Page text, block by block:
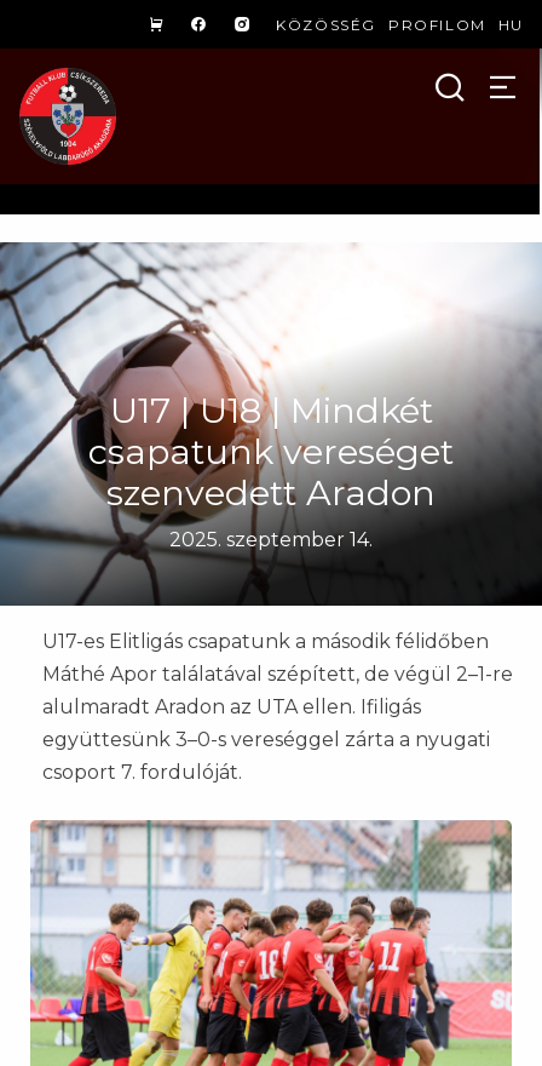
KÖZÖSSÉG PROFILOM HU
U17 | U18 | Mindkét
csapatunk vereséget
szenvedett Aradon
2025. szeptember 14.
U17-es Elitligás csapatunk a második félidőben
Máthé Apor találatával szépített, de végül 2–1-re
alulmaradt Aradon az UTA ellen. Ifiligás
együttesünk 3–0-s vereséggel zárta a nyugati
csoport 7. fordulóját.